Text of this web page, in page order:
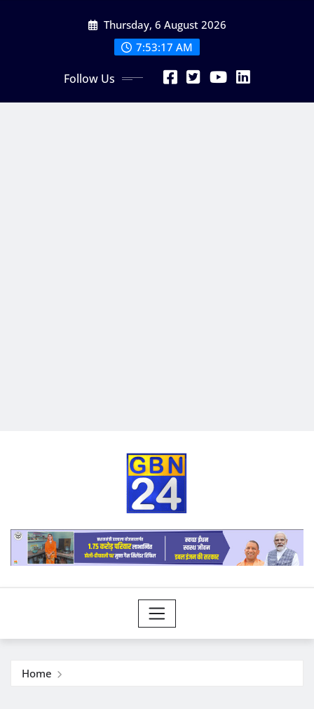
Thursday, 6 August 2026
7:53:17 AM
Follow Us
Home